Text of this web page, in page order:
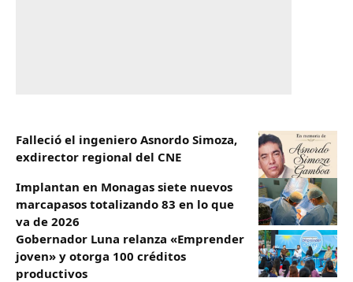
Falleció el ingeniero Asnordo Simoza,
exdirector regional del CNE
Implantan en Monagas siete nuevos
marcapasos totalizando 83 en lo que
va de 2026
Gobernador Luna relanza «Emprender
joven» y otorga 100 créditos
productivos